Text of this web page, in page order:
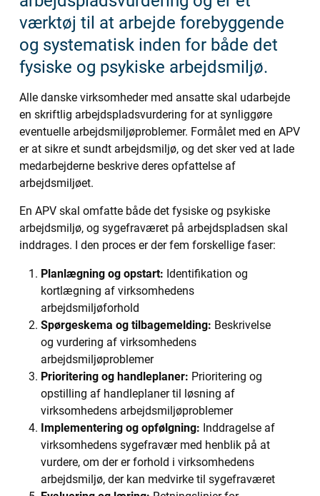
værktøj til at arbejde forebyggende
og systematisk inden for både det
fysiske og psykiske arbejdsmiljø.
Alle danske virksomheder med ansatte skal udarbejde
en skriftlig arbejdspladsvurdering for at synliggøre
eventuelle arbejdsmiljøproblemer. Formålet med en APV
er at sikre et sundt arbejdsmiljø, og det sker ved at lade
medarbejderne beskrive deres opfattelse af
arbejdsmiljøet.
En APV skal omfatte både det fysiske og psykiske
arbejdsmiljø, og sygefraværet på arbejdspladsen skal
inddrages. I den proces er der fem forskellige faser:
Planlægning og opstart: Identifikation og
kortlægning af virksomhedens
arbejdsmiljøforhold
Spørgeskema og tilbagemelding: Beskrivelse
og vurdering af virksomhedens
arbejdsmiljøproblemer
Prioritering og handleplaner: Prioritering og
opstilling af handleplaner til løsning af
virksomhedens arbejdsmiljøproblemer
Implementering og opfølgning: Inddragelse af
virksomhedens sygefravær med henblik på at
vurdere, om der er forhold i virksomhedens
arbejdsmiljø, der kan medvirke til sygefraværet